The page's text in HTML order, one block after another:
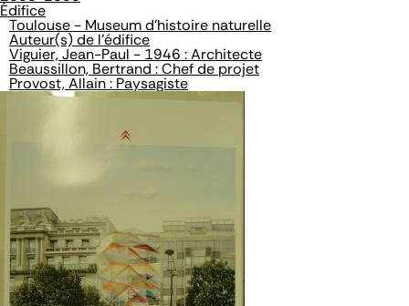
Édifice
Toulouse - Museum d'histoire naturelle
Auteur(s) de l'édifice
Viguier, Jean-Paul - 1946 : Architecte
Beaussillon, Bertrand : Chef de projet
Provost, Allain : Paysagiste